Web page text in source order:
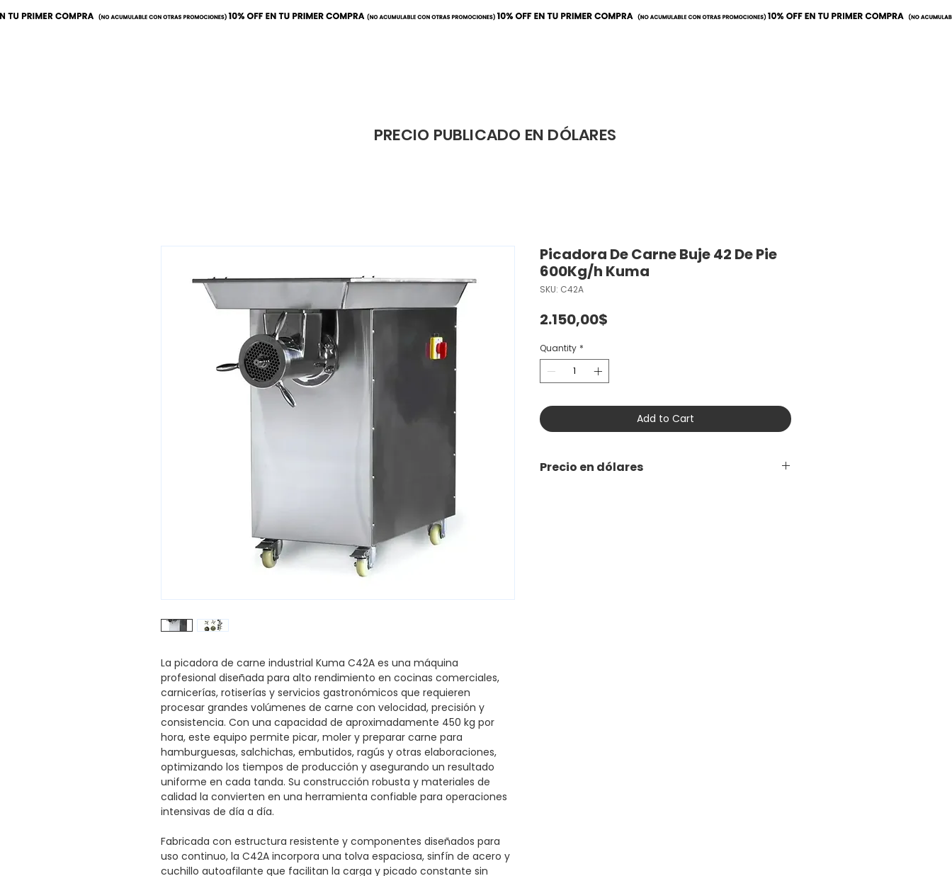
PRECIO PUBLICADO EN DÓLARES
La picadora de carne industrial Kuma C42A es una máquina
profesional diseñada para alto rendimiento en cocinas comerciales,
carnicerías, rotiserías y servicios gastronómicos que requieren
procesar grandes volúmenes de carne con velocidad, precisión y
consistencia. Con una capacidad de aproximadamente 450 kg por
hora, este equipo permite picar, moler y preparar carne para
hamburguesas, salchichas, embutidos, ragús y otras elaboraciones,
optimizando los tiempos de producción y asegurando un resultado
uniforme en cada tanda. Su construcción robusta y materiales de
calidad la convierten en una herramienta confiable para operaciones
intensivas de día a día.
Fabricada con estructura resistente y componentes diseñados para
uso continuo, la C42A incorpora una tolva espaciosa, sinfín de acero y
cuchillo autoafilante que facilitan la carga y picado constante sin
Picadora De Carne Buje 42 De Pie
600Kg/h Kuma
SKU: C42A
2.150,00$
Quantity *
Add to Cart
Precio en dólares